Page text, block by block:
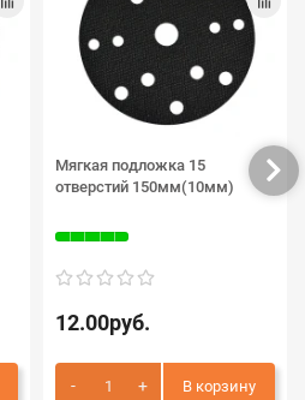
Мягкая подложка 15
отверстий 150мм(10мм)
12.00руб.
В корзину